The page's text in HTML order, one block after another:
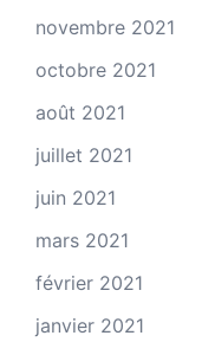
novembre 2021
octobre 2021
août 2021
juillet 2021
juin 2021
mars 2021
février 2021
janvier 2021